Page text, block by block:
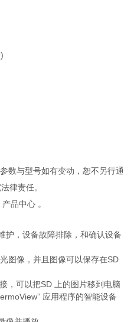
数与型号如有变动，恕不另行通
律责任。
品中心 。
护，设备故障排除，和确认设备
图像，并且图像可以保存在SD
，可以把SD 上的图片移到电脑
应用程序的智能设备